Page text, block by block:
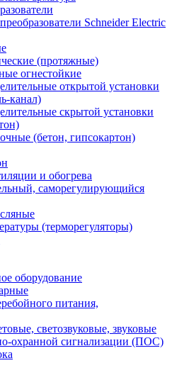
Schneider Electric
(протяжные)
огнестойкие
открытой установки
канал)
скрытой установки
(бетон, гипсокартон)
и обогрева
саморегулирующийся
(терморегуляторы)
оборудование
питания,
светозвуковые, звуковые
охранной сигнализации (ПОС)